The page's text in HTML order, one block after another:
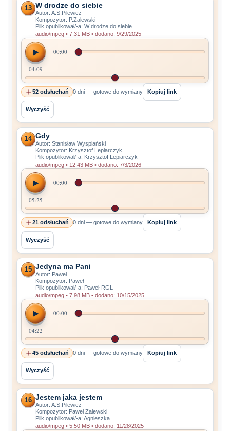
13 W drodze do siebie
Autor: A.S.Pilewicz
Kompozytor: P.Zalewski
Plik opublikował/-a: W drodze do siebie
audio/mpeg • 7.31 MB • dodano: 9/29/2025
▶ 00:00
04:09
52 odsłuchań 0 dni — gotowe do wymiany Kopiuj link
Wyczyść
14 Gdy
Autor: Stanisław Wyspiański
Kompozytor: Krzysztof Lepiarczyk
Plik opublikował/-a: Krzysztof Lepiarczyk
audio/mpeg • 12.43 MB • dodano: 7/3/2026
▶ 00:00
05:25
21 odsłuchań 0 dni — gotowe do wymiany Kopiuj link
Wyczyść
15 Jedyna ma Pani
Autor: Paweł
Kompozytor: Paweł
Plik opublikował/-a: Paweł-RGL
audio/mpeg • 7.98 MB • dodano: 10/15/2025
▶ 00:00
04:22
45 odsłuchań 0 dni — gotowe do wymiany Kopiuj link
Wyczyść
16 Jestem jaka jestem
Autor: A.S.Pilewicz
Kompozytor: Paweł Zalewski
Plik opublikował/-a: Agnieszka
audio/mpeg • 5.50 MB • dodano: 11/28/2025